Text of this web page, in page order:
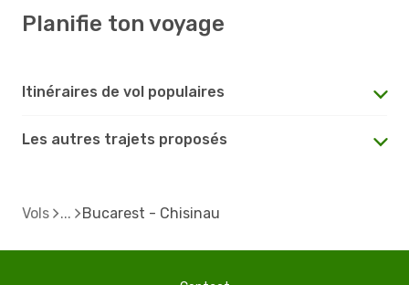
Planifie ton voyage
Itinéraires de vol populaires
Les autres trajets proposés
Vols Bucarest - Chisinau